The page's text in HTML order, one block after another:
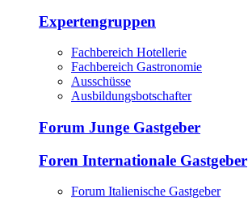
Expertengruppen
Fachbereich Hotellerie
Fachbereich Gastronomie
Ausschüsse
Ausbildungsbotschafter
Forum Junge Gastgeber
Foren Internationale Gastgeber
Forum Italienische Gastgeber